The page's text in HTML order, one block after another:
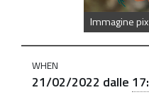
Immagine
incontri-
online-
dedicato-
WHEN
21/02/2022 dalle